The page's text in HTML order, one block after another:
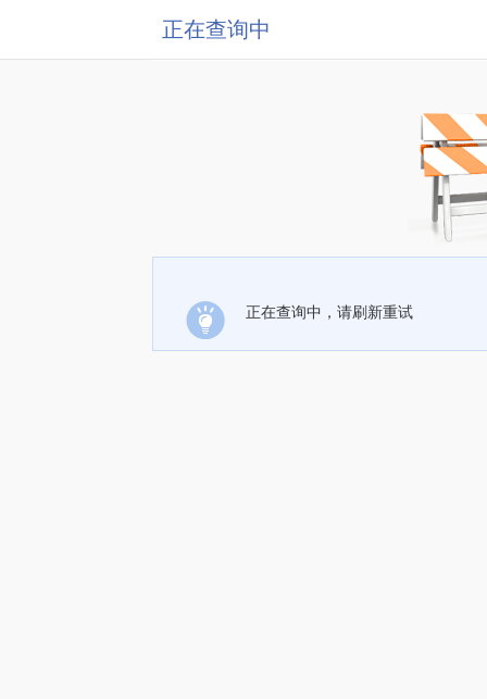
正在查询中
正在查询中，请刷新重试